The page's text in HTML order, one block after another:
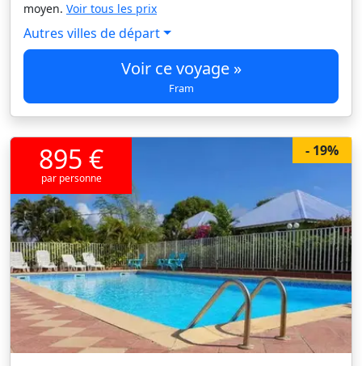
moyen. Voir tous les prix
Autres villes de départ
Voir ce voyage »
Fram
- 19%
895 €
par personne